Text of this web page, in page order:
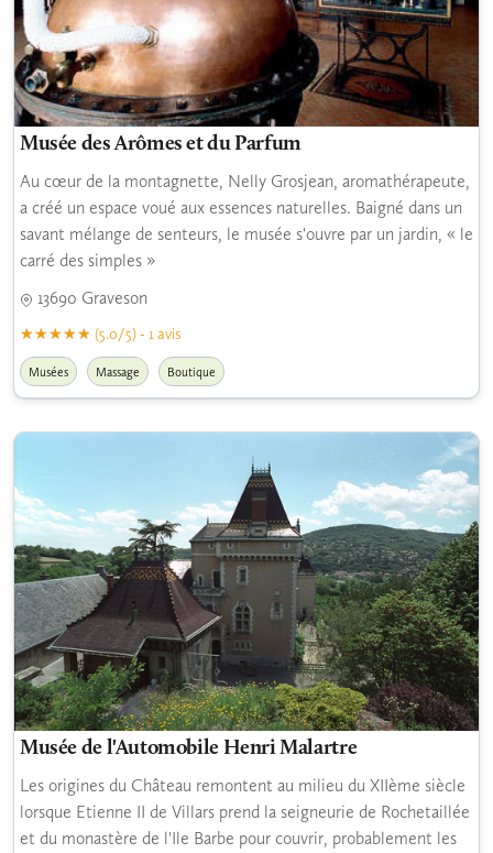
Musée des Arômes et du Parfum
Au cœur de la montagnette, Nelly Grosjean, aromathérapeute,
a créé un espace voué aux essences naturelles. Baigné dans un
savant mélange de senteurs, le musée s'ouvre par un jardin, « le
carré des simples »
13690 Graveson
(5.0/5) - 1 avis
Musées Massage Boutique
Musée de l'Automobile Henri Malartre
Les origines du Château remontent au milieu du XIIème siècle
lorsque Etienne II de Villars prend la seigneurie de Rochetaillée
et du monastère de l'Ile Barbe pour couvrir, probablement les